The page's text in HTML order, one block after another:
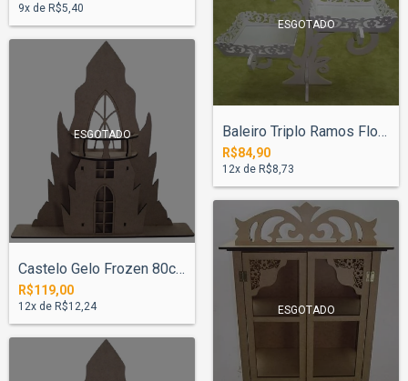
9x de R$5,40
ESGOTADO
Castelo Gelo Frozen 80cm Pintado
R$119,00
12x de R$12,24
ESGOTADO
Baleiro Triplo Ramos Flor 38cm - Pintado
R$84,90
12x de R$8,73
ESGOTADO